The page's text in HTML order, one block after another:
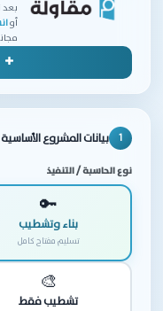
بعد
أو
1 بيانات المشروع الأساسية
نوع الحاسبة / التنفيذ
🔑
بناء وتشطيب
تسليم مفتاح كامل
🎨
تشطيب فقط